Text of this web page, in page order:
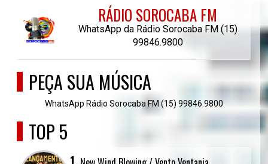
RÁDIO SOROCABA FM
WhatsApp da Rádio Sorocaba FM (15)
99846.9800
PEÇA SUA MÚSICA
WhatsApp Rádio Sorocaba FM (15) 99846.9800
TOP 5